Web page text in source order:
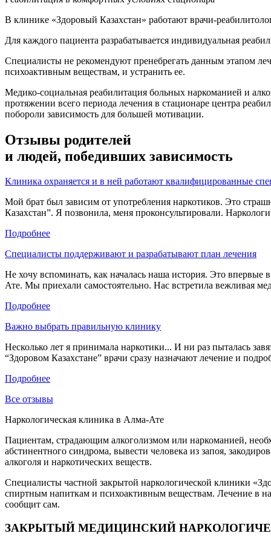
В клинике «Здоровый Казахстан» работают врачи-
Для каждого пациента разрабатывается индивидуальная
Специалисты не рекомендуют пренебрегать данным этапом
психоактивным веществам, и устранить ее.
Медико-социальная реабилитация больных наркоманией и
протяжении всего периода лечения в стационаре центра
побороли зависимость для большей мотивации.
Отзывы родителей
и людей, победивших зависимость
Клиника охраняется и в ней работают квалифицированные
Мой брат был зависим от употребления наркотиков. Это
Казахстан”. Я позвонила, меня проконсультировали.
Подробнее
Специалисты поддерживают и разрабатывают план лечения
Не хочу вспоминать, как началась наша история. Это впервые
Ате. Мы приехали самостоятельно. Нас встретила вежливая
Подробнее
Важно выбрать правильную клинику
Несколько лет я принимала наркотики... И ни раз пыталась
“Здоровом Казахстане” врачи сразу назначают лечение и
Подробнее
Все отзывы
Наркологическая клиника в Алма-Ате
Пациентам, страдающим алкоголизмом или наркоманией,
абстинентного синдрома, вывести человека из запоя,
алкоголя и наркотических веществ.
Специалисты частной закрытой наркологической клиники
спиртным напиткам и психоактивным веществам. Лечение в
сообщит сам.
ЗАКРЫТЫЙ МЕДИЦИНСКИЙ